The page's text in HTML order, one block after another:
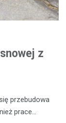
z
przebudowa
prace…